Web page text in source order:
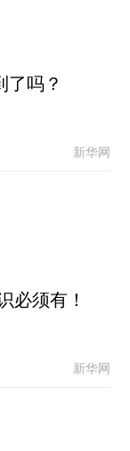
吗？
新华网
必须有！
新华网